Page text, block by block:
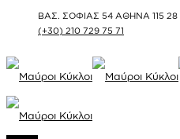
ΒΑΣ. ΣΟΦΙΑΣ 54 ΑΘΗΝΑ 115 28
(+30) 210 729 75 71